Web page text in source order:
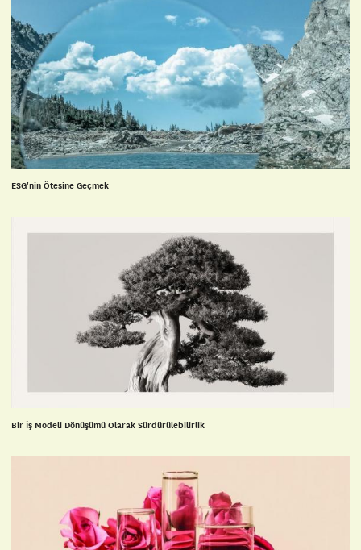
ESG'nin Ötesine Geçmek
Bir İş Modeli Dönüşümü Olarak Sürdürülebilirlik